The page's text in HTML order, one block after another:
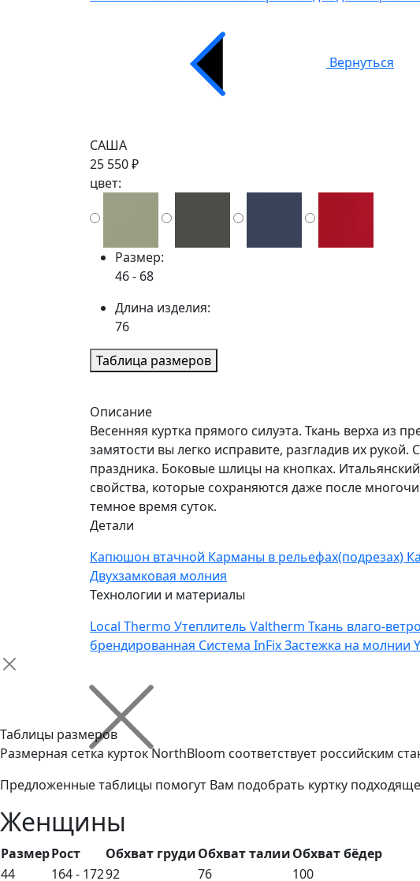
Вернуться
САША
25 550 ₽
цвет:
Размер:
46 - 68
Длина изделия:
76
Таблица размеров
Описание
Весенняя куртка прямого силуэта. Ткань верха из
замятости вы легко исправите, разгладив их
праздника. Боковые шлицы на кнопках.
свойства, которые сохраняются даже после
темное время суток.
Детали
Капюшон втачной Карманы в рельефах(подрезах)
Двухзамковая молния
Технологии и материалы
Local Thermo Утеплитель Valtherm Ткань влаго-
брендированная Система InFixЗастежка на молнии
Таблицы размеров
Размерная сетка курток NorthBloom соответствует российским
Предложенные таблицы помогут Вам подобрать куртку
Женщины
РазмерРост Обхват грудиОбхват талииОбхват бёдер
44
164 - 17292 76 100